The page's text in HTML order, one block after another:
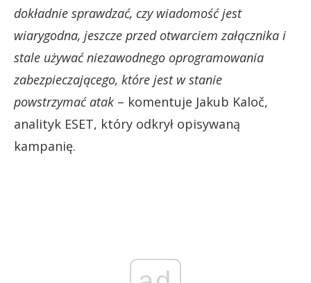
dokładnie sprawdzać, czy wiadomość jest
wiarygodna, jeszcze przed otwarciem załącznika i
stale używać niezawodnego oprogramowania
zabezpieczającego, które jest w stanie
powstrzymać atak – komentuje Jakub Kaloč,
analityk ESET, który odkrył opisywaną
kampanię.